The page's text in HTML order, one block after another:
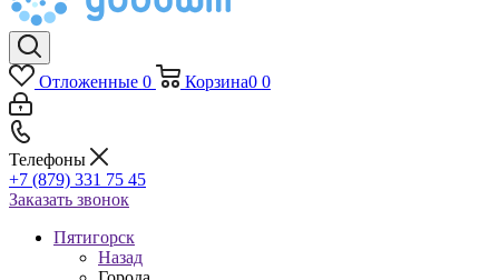
Отложенные 0 Корзина0 0
Телефоны
+7 (879) 331 75 45
Заказать звонок
Пятигорск
Назад